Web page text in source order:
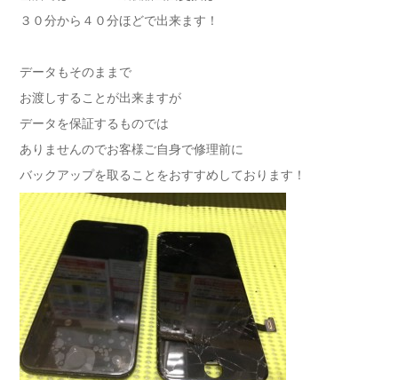
３０分から４０分ほどで出来ます！
データもそのままで
お渡しすることが出来ますが
データを保証するものでは
ありませんのでお客様ご自身で修理前に
バックアップを取ることをおすすめしております！